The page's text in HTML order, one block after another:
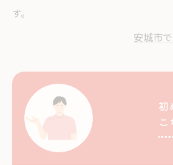
す。
安城市
初
こ